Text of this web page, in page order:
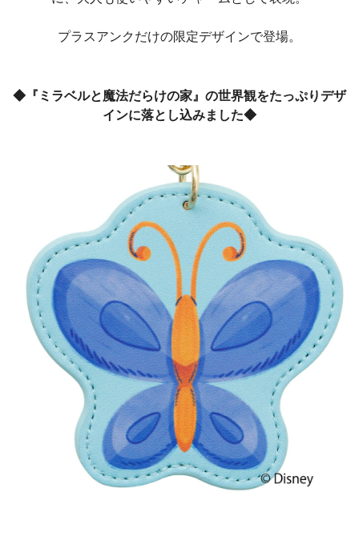
プラスアンクだけの限定デザインで登場。
◆『ミラベルと魔法だらけの家』の世界観をたっぷりデザ
インに落とし込みました◆